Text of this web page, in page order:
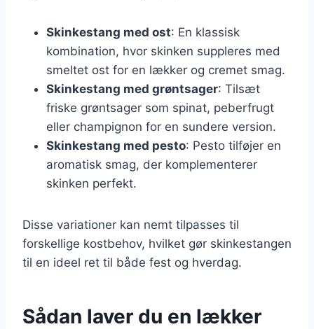
Skinkestang med ost: En klassisk
kombination, hvor skinken suppleres med
smeltet ost for en lækker og cremet smag.
Skinkestang med grøntsager: Tilsæt
friske grøntsager som spinat, peberfrugt
eller champignon for en sundere version.
Skinkestang med pesto: Pesto tilføjer en
aromatisk smag, der komplementerer
skinken perfekt.
Disse variationer kan nemt tilpasses til
forskellige kostbehov, hvilket gør skinkestangen
til en ideel ret til både fest og hverdag.
Sådan laver du en lækker